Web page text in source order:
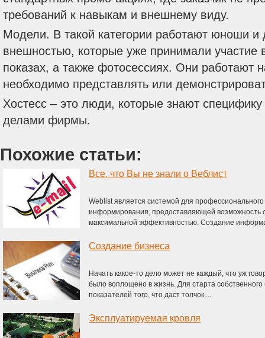
требований к навыкам и внешнему виду.
Модели. В такой категории работают юноши
внешностью, которые уже принимали участие
показах, а также фотосессиях. Они работают
необходимо представлять или
Хостесс – это люди, которые знают
делами фирмы.
Похожие статьи:
Все, что Вы не знали о Веблист
Weblist является системой для
информирования, предоставляющей возможность
максимальной эффективностью. Создание
Создание бизнеса
Начать какое-то дело может не каждый, что уж
было воплощено в жизнь. Для старта
показателей того, что даст толчок ...
Эксплуатируемая кровля